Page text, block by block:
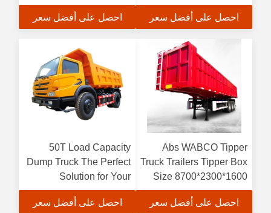
Duty Hauling
احصل على أفضل سعر
احصل على أفضل سعر
Abs WABCO Tipper
Truck Trailers Tipper Box
Size 8700*2300*1600
for Construction Industry
احصل على أفضل سعر
50T Load Capacity
Dump Truck The Perfect
Solution for Your
Construction Needs
احصل على أفضل سعر